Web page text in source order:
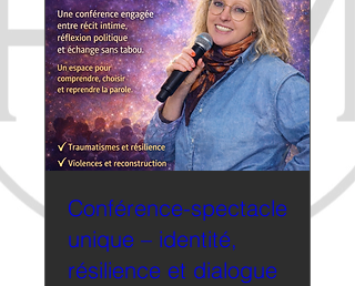
Conférence-spectacle
unique – identité,
résilience et dialogue